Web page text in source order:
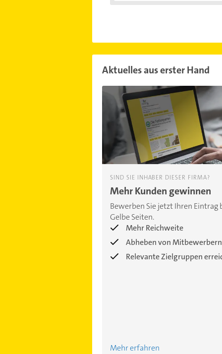
Aktuelles aus erster Hand
SIND SIE INHABER DIESER FIRMA?
Mehr Kunden gewinnen
Bewerben Sie jetzt Ihren Eintrag
Gelbe Seiten.
Mehr Reichweite
Abheben von Mitbewerbern
Relevante Zielgruppen
Mehr erfahren